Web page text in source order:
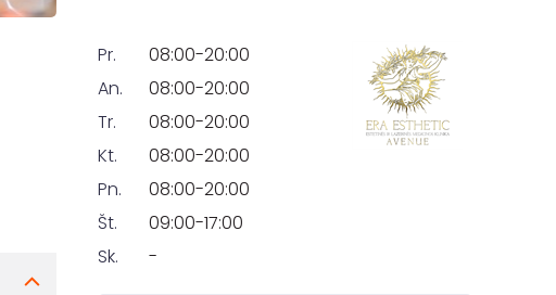
Pr.
08:00-20:00
An.
08:00-20:00
Tr.
08:00-20:00
Kt.
08:00-20:00
Pn.
08:00-20:00
Št.
09:00-17:00
Sk.
-